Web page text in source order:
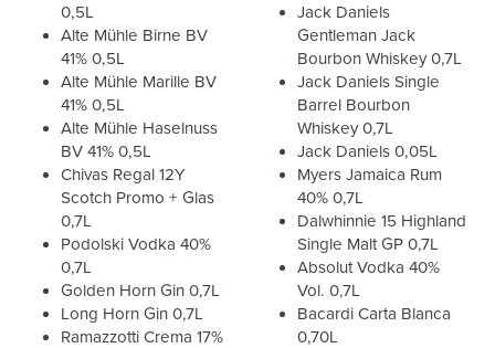
0,5L
Alte Mühle Birne BV
41% 0,5L
Alte Mühle Marille BV
41% 0,5L
Alte Mühle Haselnuss
BV 41% 0,5L
Chivas Regal 12Y
Scotch Promo + Glas
0,7L
Podolski Vodka 40%
0,7L
Golden Horn Gin 0,7L
Long Horn Gin 0,7L
Ramazzotti Crema 17%
Jack Daniels
Gentleman Jack
Bourbon Whiskey 0,7L
Jack Daniels Single
Barrel Bourbon
Whiskey 0,7L
Jack Daniels 0,05L
Myers Jamaica Rum
40% 0,7L
Dalwhinnie 15 Highland
Single Malt GP 0,7L
Absolut Vodka 40%
Vol. 0,7L
Bacardi Carta Blanca
0,70L